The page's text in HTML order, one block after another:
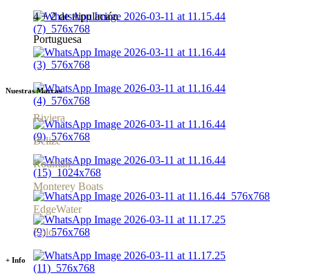
4 + 2 de tripulación
Portuguesa
Nuestras Marcas
Riviera
Belize
Rodman
Monterey Boats
EdgeWater
Eolo
+ Info